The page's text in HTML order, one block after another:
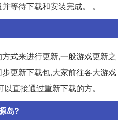
等待下载和安装完成。 。
式来进行更新,一般游戏更新之
更新下载包,大家前往各大游戏
直接通过重新下载的方。
岛?